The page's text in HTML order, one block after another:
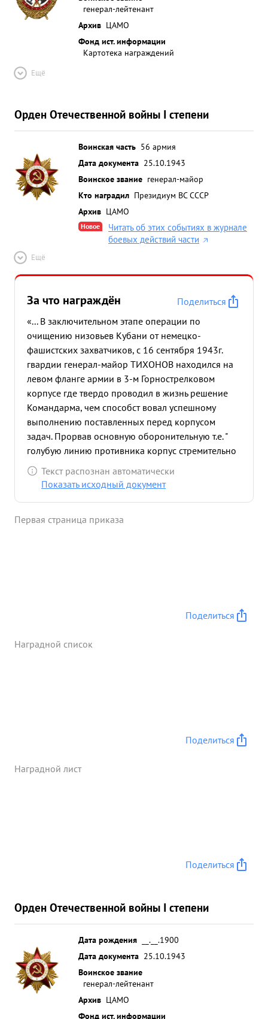
генерал-лейтенант
Архив ЦАМО
Фонд ист. информации
Картотека награждений
Ещё
Орден Отечественной войны I степени
Воинская часть 56 армия
Дата документа 25.10.1943
Воинское звание генерал-майор
Кто наградил Президиум ВС СССР
Архив ЦАМО
Новое
Читать об этих событиях в журнале
боевых действий части
Ещё
За что награждён
Поделиться
«... В заключительном этапе операции по
очищению низовьев Кубани от немецко-
фашистских захватчиков, с 16 сентября 1943г.
гвардии генерал-майор ТИХОНОВ находился на
левом фланге армии в 3-м Горнострелковом
корпусе где твердо проводил в жизнь решение
Командарма, чем способст вовал успешному
выполнению поставленных перед корпусом
задач. Прорвав основную оборонительную т.е. "
голубую линию противника корпус стремительно
развивая наступление и сбивая противника с его
промежуточных рубежей нанес ему жемБокие
Таманского полуострова. ...»
Текст распознан автоматически
Показать исходный документ
Первая страница приказа
Поделиться
Наградной список
Поделиться
Наградной лист
Поделиться
Орден Отечественной войны I степени
Дата рождения
__.__.1900
Дата документа 25.10.1943
Воинское звание
генерал-лейтенант
Архив ЦАМО
Фонд ист. информации